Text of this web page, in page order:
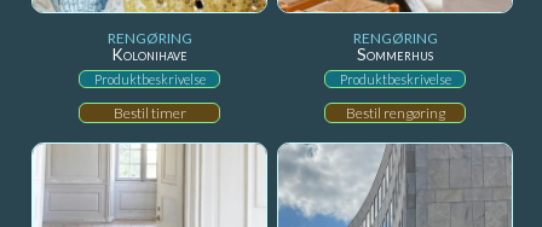
RENGØRING
Kolonihave
Produktbeskrivelse
Bestil timer
RENGØRING
Sommerhus
Produktbeskrivelse
Bestil rengøring